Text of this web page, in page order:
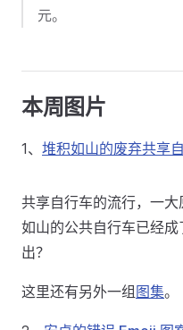
元。
本周图片
1、 堆积如山的废弃共享
共享自行车的流行，一
如山的公共自行车已经
出？
这里还有另外一组 图集。